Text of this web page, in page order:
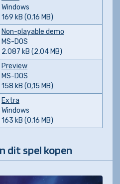
Windows
169 kB (0,16 MB)
Non-playable demo
MS-DOS
2.087 kB (2,04 MB)
Preview
MS-DOS
158 kB (0,15 MB)
Extra
Windows
163 kB (0,16 MB)
dit spel kopen